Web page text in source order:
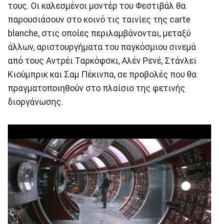
τους. Οι καλεσμένοι μοντέρ του Φεστιβάλ θα
παρουσιάσουν στο κοινό τις ταινίες της carte
blanche, στις οποίες περιλαμβάνονται, μεταξύ
άλλων, αριστουργήματα του παγκόσμιου σινεμά
από τους Αντρέι Ταρκόφσκι, Αλέν Ρενέ, Στάνλεϊ
Κιούμπρικ και Σαμ Πέκινπα, σε προβολές που θα
πραγματοποιηθούν στο πλαίσιο της φετινής
διοργάνωσης.